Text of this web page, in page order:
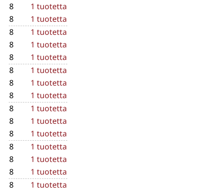
8
1 tuotetta
8
1 tuotetta
8
1 tuotetta
8
1 tuotetta
8
1 tuotetta
8
1 tuotetta
8
1 tuotetta
8
1 tuotetta
8
1 tuotetta
8
1 tuotetta
8
1 tuotetta
8
1 tuotetta
8
1 tuotetta
8
1 tuotetta
8
1 tuotetta